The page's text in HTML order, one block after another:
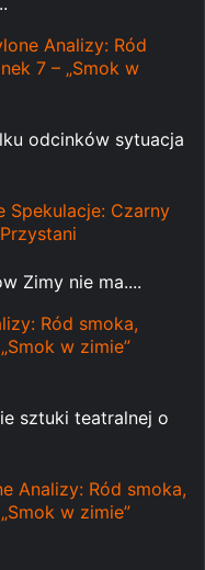
Analizy: Ród
7 – „Smok w
odcinków sytuacja
Spekulacje: Czarny
Zimy nie ma....
Ród smoka,
w zimie”
sztuki teatralnej o
Analizy: Ród smoka,
w zimie”